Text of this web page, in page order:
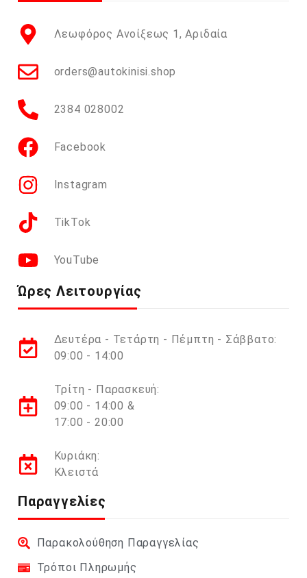
Λεωφόρος Ανοίξεως 1, Αριδαία
orders@autokinisi.shop
2384 028002
Facebook
Instagram
TikTok
YouTube
Ώρες Λειτουργίας
Δευτέρα - Τετάρτη - Πέμπτη - Σάββατο:
09:00 - 14:00
Τρίτη - Παρασκευή:
09:00 - 14:00 &
17:00 - 20:00
Κυριάκη:
Κλειστά
Παραγγελίες
Παρακολούθηση Παραγγελίας
Τρόποι Πληρωμής